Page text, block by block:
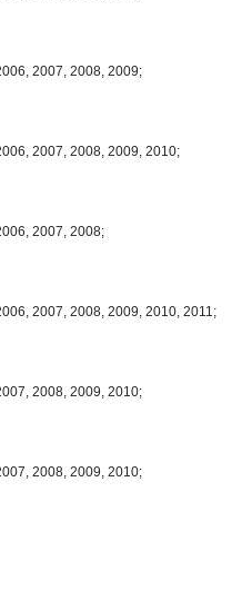
2007, 2008, 2009;
2007, 2008, 2009, 2010;
2007, 2008;
2007, 2008, 2009, 2010, 2011;
2008, 2009, 2010;
2008, 2009, 2010;